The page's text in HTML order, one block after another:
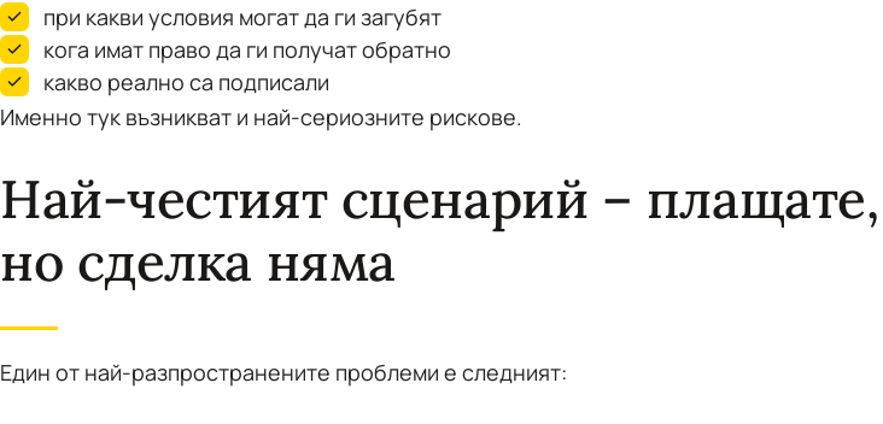
при какви условия могат да ги загубят
кога имат право да ги получат обратно
какво реално са подписали
Именно тук възникват и най-сериозните рискове.
Най-честият сценарий – плащате,
но сделка няма
Един от най-разпространените проблеми е следният: